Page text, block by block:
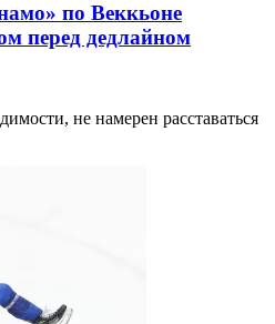
по Веккьоне
перед дедлайном
не намерен расставаться